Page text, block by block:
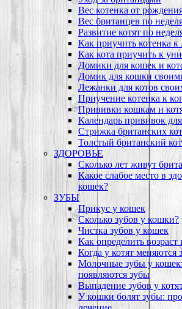
Вес котенка от
Вес британцев по
Развитие котят по
Как приучить котенка к
Как кота приучить к
Домики для кошек и
Домик для кошки
Лежанки для котов
Приучение котенка к
Прививки кошкам и
Календарь прививок для
Стрижка британских
Толстый британский кот
ЗДОРОВЬЕ
Сколько лет живут
Какое слабое место в
кошек?
ЗУБЫ
Прикус у кошек
Сколько зубов у кошки?
Чистка зубов у кошек
Как определить
Когда у котят меняются
Молочные зубы у кошек:
появляются зубы
Выпадение зубов у
У кошки болят зубы: